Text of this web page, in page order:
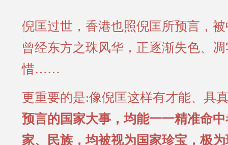
倪匡过世，香港也照倪匡所预言，
曾经东方之珠风华，正逐渐失色、
惜……
更重要的是:像倪匡这样有才能、具
预言的国家大事，均能一一精准命
家、民族，均被视为国家珍宝，极